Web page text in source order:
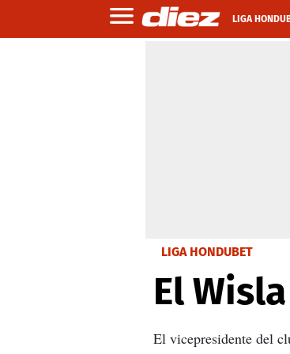
LIGA
LIGA HONDUBET
El
El vicepresidente del